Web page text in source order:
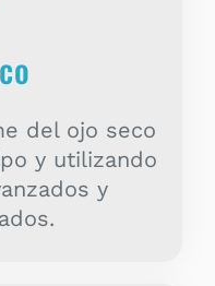
del ojo seco
y utilizando
y